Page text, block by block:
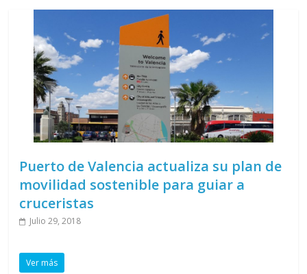
Puerto de Valencia actualiza su plan de
movilidad sostenible para guiar a
cruceristas
Julio 29, 2018
Ver más